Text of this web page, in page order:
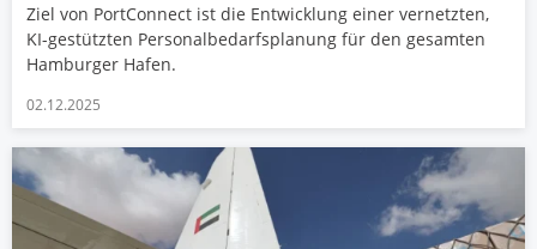
Ziel von PortConnect ist die Entwicklung einer vernetzten,
KI-gestützten Personalbedarfsplanung für den gesamten
Hamburger Hafen.
02.12.2025